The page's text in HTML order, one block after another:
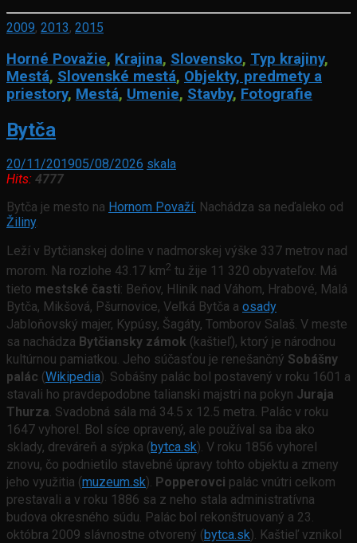
2009, 2013, 2015
Horné Považie, Krajina, Slovensko, Typ krajiny,
Mestá, Slovenské mestá, Objekty, predmety a
priestory, Mestá, Umenie, Stavby, Fotografie
Bytča
20/11/201905/08/2026 skala
Hits: 4777
Bytča je mesto na Hornom Považí. Nachádza sa neďaleko od
Žiliny.
Leží v Bytčianskej doline v nadmorskej výške 337 metrov nad
morom. Na rozlohe 43.17 km2 tu žije 11 320 obyvateľov. Má
tieto mestské časti: Beňov, Hliník nad Váhom, Hrabové, Malá
Bytča, Mikšová, Pšurnovice, Veľká Bytča a osady
Jabloňovský majer, Kypúsy, Šagáty, Tomborov Salaš. V meste
sa nachádza Bytčiansky zámok (kaštieľ), ktorý je národnou
kultúrnou pamiatkou. Jeho súčasťou je renešančný Sobášny
palác (Wikipedia). Sobášny palác bol postavený v roku 1601 a
stavali ho pravdepodobne talianski majstri na pokyn Juraja
Thurza . Svadobná sála má 34.5 x 12.5 metra. Palác v roku
1647 vyhorel. Bol síce opravený, ale používal sa iba ako
sklady, dreváreň a sýpka (bytca.sk). V roku 1856 vyhorel
znovu, čo podnietilo stavebné úpravy tohto objektu a zmeny
jeho využitia (muzeum.sk). Popperovci palác vnútri celkom
prestavali a v roku 1886 sa z neho stala administratívna
budova okresného súdu. Palác bol rekonštruovaný a 23.
októbra 2009 slávnostne otvorený (bytca.sk). Kaštieľ vznikol